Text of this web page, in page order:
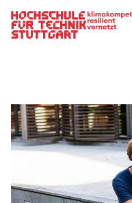
Hauptnavigation